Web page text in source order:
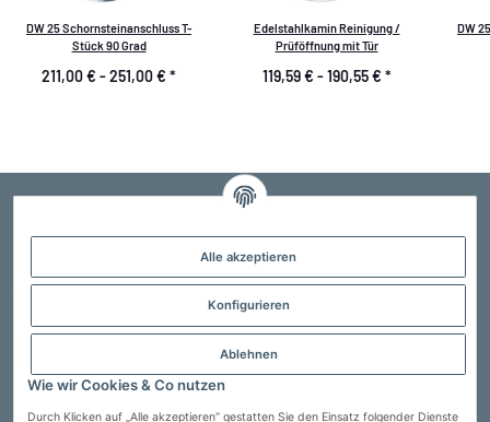
Alle akzeptieren
Konfigurieren
Ablehnen
Wie wir Cookies & Co nutzen
Durch Klicken auf „Alle akzeptieren“ gestatten Sie den Einsatz folgender Dienste
DW 25 Schornsteinanschluss T-
Stück 90 Grad
211,00 € -251,00 € *
Edelstahlkamin Reinigung /
Prüföffnung mit Tür
119,59 € -190,55 € *
DW
Der Profi für Edelstahlschornsteine, Schornsteinsanierung und Schornsteintechnik
jeglicher Art. Kostenlose Fachberatung, sprechen Sie uns an !
info@heimwerkerheld.de
Service